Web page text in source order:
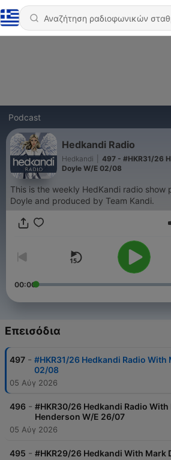
Podcast
Hedkandi Radio
Hedkandi
497 - #HKR31/26
Doyle W/E 02/08
This is the weekly HedKandi radio show
Doyle and produced by Team Kandi.
00:00
Επεισόδια
497 - #HKR31/26 Hedkandi Radio With
02/08
05 Αύγ 2026
496 - #HKR30/26 Hedkandi Radio With
Henderson W/E 26/07
05 Αύγ 2026
495 - #HKR29/26 Hedkandi With Mark